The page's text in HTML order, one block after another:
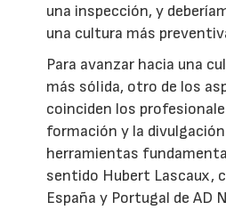
una inspección, y
una cultura más
Para avanzar hacia una
más sólida, otro de los
coinciden los
formación y la
herramientas
sentido Hubert Lascaux,
España y Portugal de AD